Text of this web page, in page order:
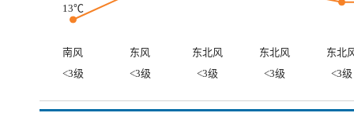
13℃
南风 东风 东北风 东北风
东北
<3级
<3级 <3级 <3级 <3级